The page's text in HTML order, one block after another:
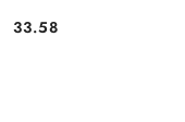
Cena:
33.58